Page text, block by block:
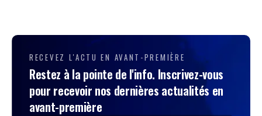
RECEVEZ L'ACTU EN AVANT-PREMIÈRE
Restez à la pointe de l'info. Inscrivez-vous
pour recevoir nos dernières actualités en
avant-première